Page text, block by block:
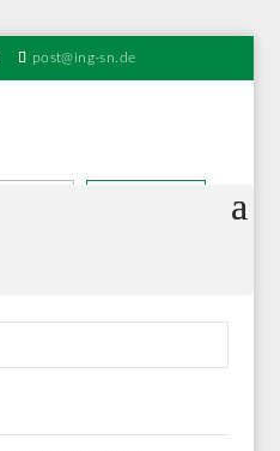
post@ing-sn.de